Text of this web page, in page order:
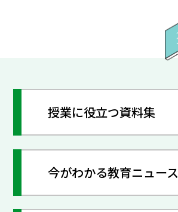
授業に役立つ資料集
今がわかる教育ニュース